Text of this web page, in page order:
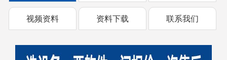
视频资料 资料下载 联系我们